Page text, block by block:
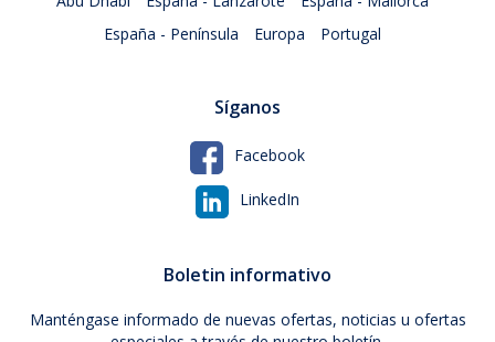
España - Península
Europa Portugal
Síganos
Facebook
LinkedIn
Boletin informativo
Manténgase informado de nuevas ofertas, noticias u ofertas